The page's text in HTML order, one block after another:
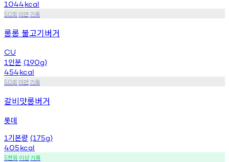
1044kcal
50회 미만기록
롱롱 불고기버거
CU
1 인분 (190g)
454kcal
50회 미만기록
갈비맛롱버거
롯데
1 기본량 (175g)
405kcal
5천회 이상기록